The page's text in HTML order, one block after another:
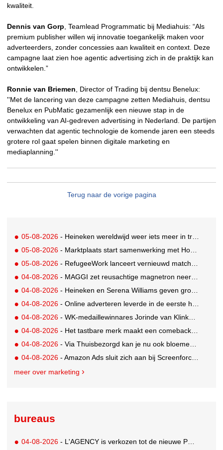
kwaliteit.
Dennis van Gorp, Teamlead Programmatic bij Mediahuis: “Als
premium publisher willen wij innovatie toegankelijk maken voor
adverteerders, zonder concessies aan kwaliteit en context. Deze
campagne laat zien hoe agentic advertising zich in de praktijk kan
ontwikkelen.”
Ronnie van Briemen, Director of Trading bij dentsu Benelux:
''Met de lancering van deze campagne zetten Mediahuis, dentsu
Benelux en PubMatic gezamenlijk een nieuwe stap in de
ontwikkeling van AI-gedreven advertising in Nederland. De partijen
verwachten dat agentic technologie de komende jaren een steeds
grotere rol gaat spelen binnen digitale marketing en
mediaplanning.''
Terug naar de vorige pagina
05-08-2026 - Heineken wereldwijd weer iets meer in trek
05-08-2026 - Marktplaats start samenwerking met House of Cars
05-08-2026 - RefugeeWork lanceert vernieuwd matchingplatform voor nieuwkomers en werkgevers
04-08-2026 - MAGGI zet reusachtige magnetron neer op Solar Festival
04-08-2026 - Heineken en Serena Williams geven grootste tennisfans kans om US Open bij te wonen
04-08-2026 - Online adverteren leverde in de eerste helft van 2026 meer op
04-08-2026 - WK-medaillewinnares Jorinde van Klinken kiest voor M line
04-08-2026 - Het tastbare merk maakt een comeback. En de marcom-industrie kijkt nog de andere kant op.
04-08-2026 - Via Thuisbezorgd kan je nu ook bloemen bestellen
04-08-2026 - Amazon Ads sluit zich aan bij Screenforce en zal onderdeel uitmaken van NMO
meer over marketing
bureaus
04-08-2026 - L'AGENCY is verkozen tot de nieuwe PR-partner van KoRo